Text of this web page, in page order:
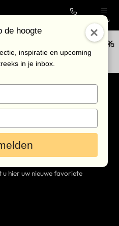
Menu
collectie en upcoming events via
vindt u pre‑owned
verkoop bij Très Art zijn
gecontroleerd op authenticiteit
hart kunt genieten van
beperkt en werken wisselen
hier uw nieuwe favoriete
de hoogte
inspiratie en upcoming
in je inbox.